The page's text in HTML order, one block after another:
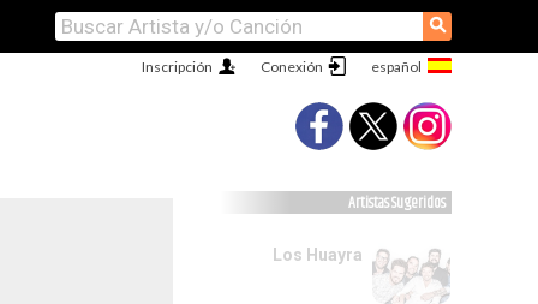
⚲
Conexión
Inscripción
Artistas Sugeridos
Los Huayra